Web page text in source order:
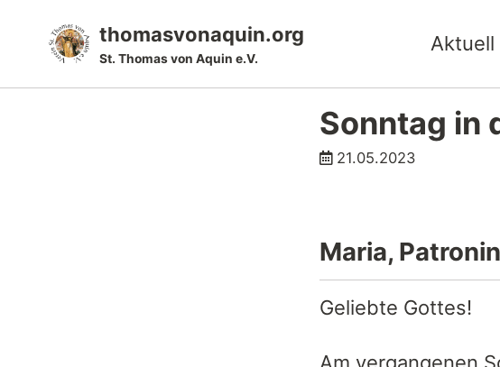
thomasvonaquin.org
St. Thomas von Aquin e.V.
Aktuell
Sonntag in
21.05.2023
Maria,
Geliebte Gottes!